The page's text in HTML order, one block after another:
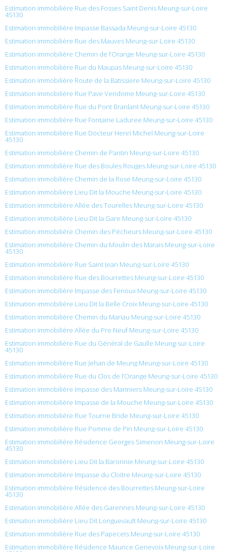
Estimation immobilière Rue des Fosses Saint Denis Meung-sur-Loire
45130
Estimation immobilière Impasse Bassada Meung-sur-Loire 45130
Estimation immobilière Rue des Mauves Meung-sur-Loire 45130
Estimation immobilière Chemin de l’Orange Meung-sur-Loire 45130
Estimation immobilière Rue du Maupas Meung-sur-Loire 45130
Estimation immobilière Route de la Batissiere Meung-sur-Loire 45130
Estimation immobilière Rue Pave Vendome Meung-sur-Loire 45130
Estimation immobilière Rue du Pont Branlant Meung-sur-Loire 45130
Estimation immobilière Rue Fontaine Laduree Meung-sur-Loire 45130
Estimation immobilière Rue Docteur Henri Michel Meung-sur-Loire
45130
Estimation immobilière Chemin de Pantin Meung-sur-Loire 45130
Estimation immobilière Rue des Boules Rouges Meung-sur-Loire 45130
Estimation immobilière Chemin de la Rose Meung-sur-Loire 45130
Estimation immobilière Lieu Dit la Mouche Meung-sur-Loire 45130
Estimation immobilière Allée des Tourelles Meung-sur-Loire 45130
Estimation immobilière Lieu Dit la Gare Meung-sur-Loire 45130
Estimation immobilière Chemin des Pécheurs Meung-sur-Loire 45130
Estimation immobilière Chemin du Moulin des Marais Meung-sur-Loire
45130
Estimation immobilière Rue Saint Jean Meung-sur-Loire 45130
Estimation immobilière Rue des Bourrettes Meung-sur-Loire 45130
Estimation immobilière Impasse des Fenoux Meung-sur-Loire 45130
Estimation immobilière Lieu Dit la Belle Croix Meung-sur-Loire 45130
Estimation immobilière Chemin du Mariau Meung-sur-Loire 45130
Estimation immobilière Allée du Pre Neuf Meung-sur-Loire 45130
Estimation immobilière Rue du Général de Gaulle Meung-sur-Loire
45130
Estimation immobilière Rue Jehan de Meung Meung-sur-Loire 45130
Estimation immobilière Rue du Clos de l’Orange Meung-sur-Loire 45130
Estimation immobilière Impasse des Mariniers Meung-sur-Loire 45130
Estimation immobilière Impasse de la Mouche Meung-sur-Loire 45130
Estimation immobilière Rue Tourne Bride Meung-sur-Loire 45130
Estimation immobilière Rue Pomme de Pin Meung-sur-Loire 45130
Estimation immobilière Résidence Georges Simenon Meung-sur-Loire
45130
Estimation immobilière Lieu Dit la Baronnie Meung-sur-Loire 45130
Estimation immobilière Impasse du Cloitre Meung-sur-Loire 45130
Estimation immobilière Résidence des Bourrettes Meung-sur-Loire
45130
Estimation immobilière Allée des Garennes Meung-sur-Loire 45130
Estimation immobilière Lieu Dit Longuevault Meung-sur-Loire 45130
Estimation immobilière Rue des Papecets Meung-sur-Loire 45130
Estimation immobilière Résidence Maurice Genevoix Meung-sur-Loire